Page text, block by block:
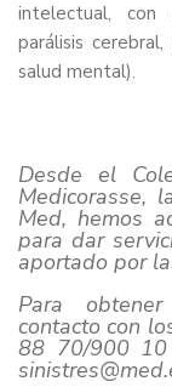
intelectual, con
parálisis
salud mental).
Desde el
Medicorasse,
Med, hemos
para dar
aportado por
Para
contacto con
88 70/900